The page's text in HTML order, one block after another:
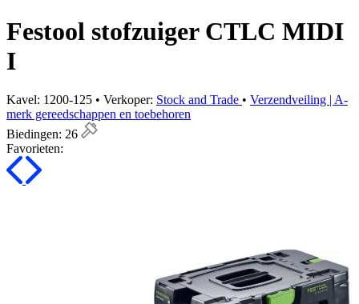
Festool stofzuiger CTLC MIDI
I
Kavel: 1200-125 • Verkoper: Stock and Trade • Verzendveiling | A-
merk gereedschappen en toebehoren
Biedingen: 26
Favorieten: